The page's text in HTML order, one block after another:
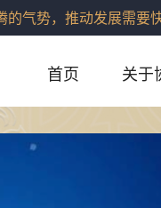
势，推动发展需要
首页 关于